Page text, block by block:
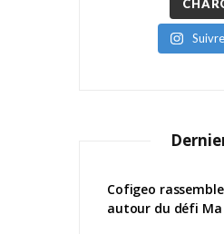
Cofigeo
autour du défi